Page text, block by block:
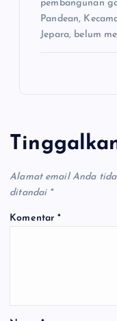
pembangunan
Pandean,
Jepara, belum
Alamat email Anda
ditandai *
Komentar*